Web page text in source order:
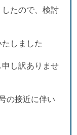
たので、検討
しました
し訳ありませ
の接近に伴い